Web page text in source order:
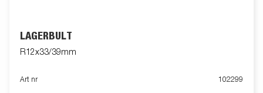
LAGERBULT
R12x33/39mm
Art nr 102299